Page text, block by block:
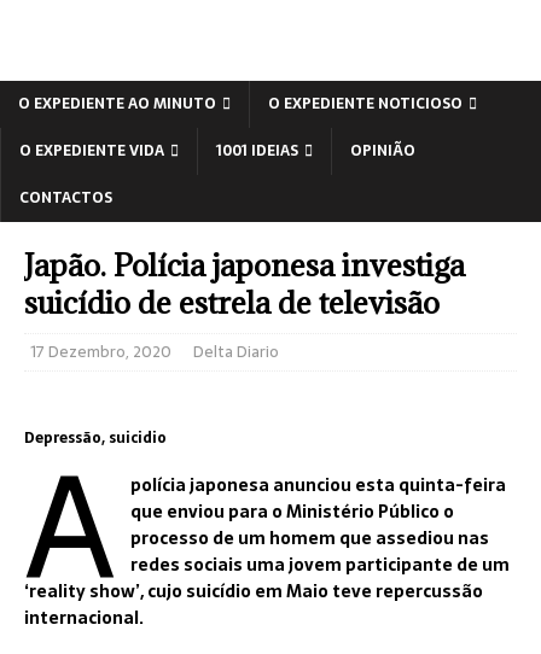
O EXPEDIENTE AO MINUTO
O EXPEDIENTE NOTICIOSO
O EXPEDIENTE VIDA
1001 IDEIAS
OPINIÃO
CONTACTOS
Japão. Polícia japonesa investiga
suicídio de estrela de televisão
17 Dezembro, 2020 Delta Diario
Depressão, suicidio
A polícia japonesa anunciou esta quinta-feira
que enviou para o Ministério Público o
processo de um homem que assediou nas
redes sociais uma jovem participante de um
‘reality show’, cujo suicídio em Maio teve repercussão
internacional.